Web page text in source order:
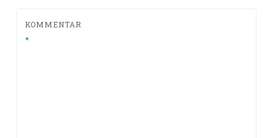
KOMMENTAR
*